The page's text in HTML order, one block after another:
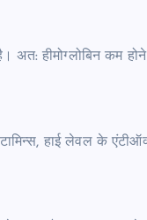
अत: हीमोग्लोबिन कम
हाई लेवल के